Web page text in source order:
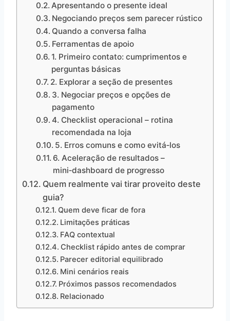
Apresentando o presente ideal
Negociando preços sem parecer rústico
Quando a conversa falha
Ferramentas de apoio
1. Primeiro contato: cumprimentos e
perguntas básicas
2. Explorar a seção de presentes
3. Negociar preços e opções de
pagamento
4. Checklist operacional – rotina
recomendada na loja
5. Erros comuns e como evitá‑los
6. Aceleração de resultados –
mini‑dashboard de progresso
Quem realmente vai tirar proveito deste
guia?
Quem deve ficar de fora
Limitações práticas
FAQ contextual
Checklist rápido antes de comprar
Parecer editorial equilibrado
Mini cenários reais
Próximos passos recomendados
Relacionado